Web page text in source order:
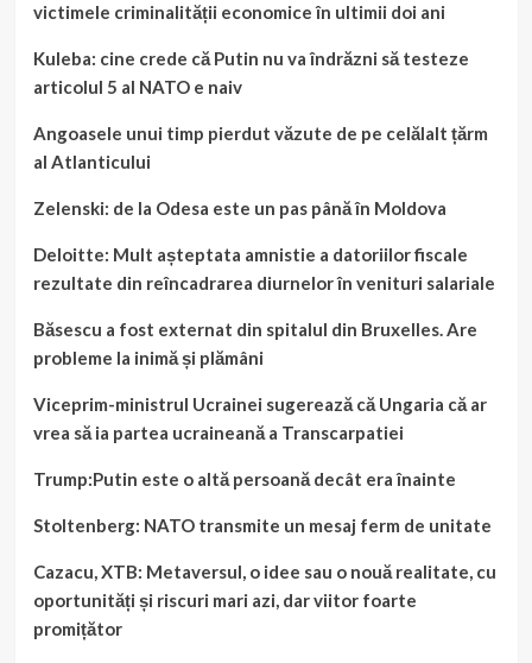
victimele criminalității economice în ultimii doi ani
Kuleba: cine crede că Putin nu va îndrăzni să testeze
articolul 5 al NATO e naiv
Angoasele unui timp pierdut văzute de pe celălalt țărm
al Atlanticului
Zelenski: de la Odesa este un pas până în Moldova
Deloitte: Mult așteptata amnistie a datoriilor fiscale
rezultate din reîncadrarea diurnelor în venituri salariale
Băsescu a fost externat din spitalul din Bruxelles. Are
probleme la inimă și plămâni
Viceprim-ministrul Ucrainei sugerează că Ungaria că ar
vrea să ia partea ucraineană a Transcarpatiei
Trump:Putin este o altă persoană decât era înainte
Stoltenberg: NATO transmite un mesaj ferm de unitate
Cazacu, XTB: Metaversul, o idee sau o nouă realitate, cu
oportunități și riscuri mari azi, dar viitor foarte
promițător